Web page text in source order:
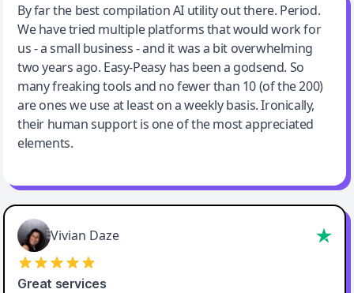
Jeff Wilson
By far the best compilation AI utility
By far the best compilation AI utility out there. Period.
We have tried multiple platforms that would work for
us - a small business - and it was a bit overwhelming
two years ago. Easy-Peasy has been a godsend. So
many freaking tools and no fewer than 10 (of the 200)
are ones we use at least on a weekly basis. Ironically,
their human support is one of the most appreciated
elements.
Vivian Daze
Great services